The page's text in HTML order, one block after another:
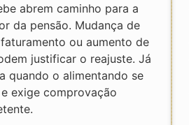
abrem caminho para a
da pensão. Mudança de
ou aumento de
justificar o reajuste. Já
quando o alimentando se
exige comprovação